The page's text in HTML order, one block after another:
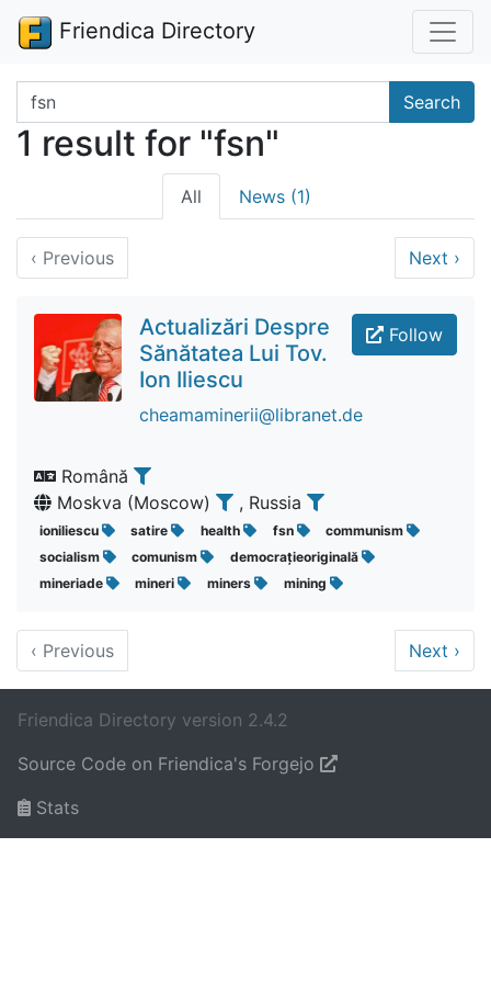
Friendica Directory
Search terms Search
1 result for "fsn"
All News (1)
‹ Previous Next ›
Follow
Actualizări Despre
Sănătatea Lui Tov.
Ion Iliescu
cheamaminerii@libranet.de
Română
Moskva (Moscow)
, Russia
ioniliescu satire health fsn
communism
socialism
comunism
democrațieoriginală
mineriade
mineri miners mining
‹ Previous Next ›
Friendica Directory version 2.4.2
Source Code on Friendica's Forgejo
Stats